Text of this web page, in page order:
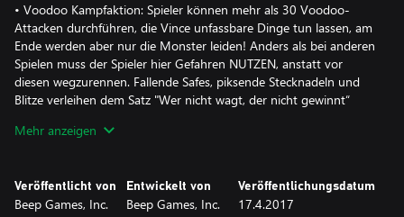
• Voodoo Kampfaktion: Spieler können mehr als 30 Voodoo-
Attacken durchführen, die Vince unfassbare Dinge tun lassen, am
Ende werden aber nur die Monster leiden! Anders als bei anderen
Spielen muss der Spieler hier Gefahren NUTZEN, anstatt vor
diesen wegzurennen. Fallende Safes, piksende Stecknadeln und
Blitze verleihen dem Satz "Wer nicht wagt, der nicht gewinnt“
meistern muss, einschließlich mit Langusten gefüllte Sümpfe, mit
Kobolden und Zombies überrannte Friedhöfe, ein fantastischen
Mehr anzeigen
Veröffentlicht von
Beep Games, Inc.
Entwickelt von
Beep Games, Inc.
Veröffentlichungsdatum
17.4.2017